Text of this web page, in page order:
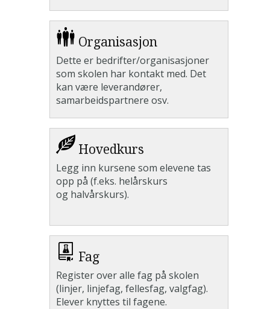
Organisasjon
Dette er bedrifter/organisasjoner
som skolen har kontakt med. Det
kan være leverandører,
samarbeidspartnere osv.
Hovedkurs
Legg inn kursene som elevene tas
opp på (f.eks. helårskurs
og halvårskurs).
Fag
Register over alle fag på skolen
(linjer, linjefag, fellesfag, valgfag).
Elever knyttes til fagene.